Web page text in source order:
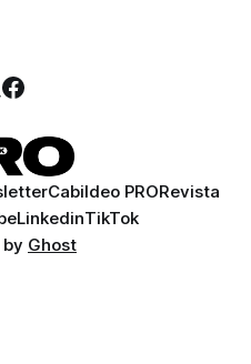
Cabildeo PRORevista
LinkedinTikTok
Ghost